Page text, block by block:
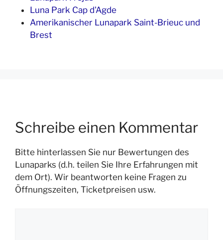
Luna Park Cap d'Agde
Amerikanischer Lunapark Saint-Brieuc und
Brest
Schreibe einen Kommentar
Bitte hinterlassen Sie nur Bewertungen des
Lunaparks (d.h. teilen Sie Ihre Erfahrungen mit
dem Ort). Wir beantworten keine Fragen zu
Öffnungszeiten, Ticketpreisen usw.